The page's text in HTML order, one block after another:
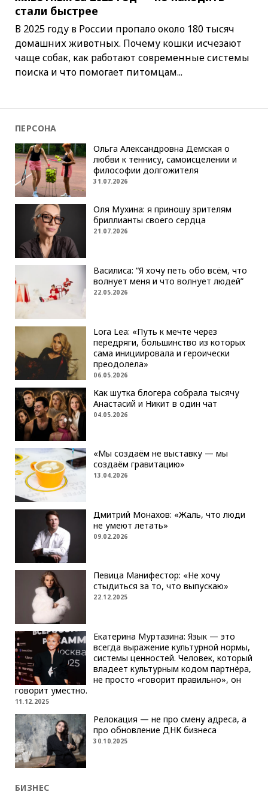
стали быстрее
В 2025 году в России пропало около 180 тысяч
домашних животных. Почему кошки исчезают
чаще собак, как работают современные системы
поиска и что помогает питомцам...
ПЕРСОНА
Ольга Александровна Демская о
любви к теннису, самоисцелении и
философии долгожителя
31.07.2026
Оля Мухина: я приношу зрителям
бриллианты своего сердца
21.07.2026
Василиса: “Я хочу петь обо всём, что
волнует меня и что волнует людей”
22.05.2026
Lora Lea: «Путь к мечте через
передряги, большинство из которых
сама инициировала и героически
преодолела»
06.05.2026
Как шутка блогера собрала тысячу
Анастасий и Никит в один чат
04.05.2026
«Мы создаём не выставку — мы
создаём гравитацию»
13.04.2026
Дмитрий Монахов: «Жаль, что люди
не умеют летать»
09.02.2026
Певица Манифестор: «Не хочу
стыдиться за то, что выпускаю»
22.12.2025
Екатерина Муртазина: Язык — это
всегда выражение культурной нормы,
системы ценностей. Человек, который
владеет культурным кодом партнёра,
не просто «говорит правильно», он
говорит уместно.
11.12.2025
Релокация — не про смену адреса, а
про обновление ДНК бизнеса
30.10.2025
БИЗНЕС